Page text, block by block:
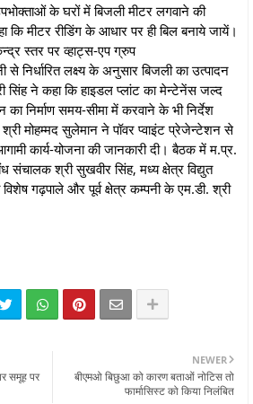
के घरों में बिजली मीटर लगवाने की
कि मीटर रीडिंग के आधार पर ही बिल बनाये जायें।
स्तर पर व्हाट्स-एप ग्रुप
से निर्धारित लक्ष्य के अनुसार बिजली का उत्पादन
सिंह ने कहा कि हाइडल प्लांट का मेन्टेनेंस जल्द
निर्माण समय-सीमा में करवाने के भी निर्देश
मोहम्मद सुलेमान ने पॉवर प्वाइंट प्रेजेन्टेशन से
कार्य-योजना की जानकारी दी। बैठक में म.प्र.
संचालक श्री सुखवीर सिंह, मध्य क्षेत्र विद्युत
गढ़पाले और पूर्व क्षेत्र कम्पनी के एम.डी. श्री
NEWER
बीएमओ बिछुआ को कारण बताओं नोटिस तो
फार्मासिस्ट को किया निलंबित
समूह पर